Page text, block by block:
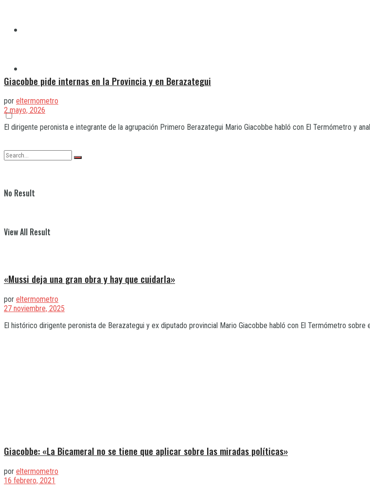
No Result
View All Result
Giacobbe pide internas en la Provincia y en Berazategui
por eltermometro
2 mayo, 2026
El dirigente peronista e integrante de la agrupación Primero Berazategui Mario Giacobbe habló con El Termómetro y
«Mussi deja una gran obra y hay que cuidarla»
por eltermometro
27 noviembre, 2025
El histórico dirigente peronista de Berazategui y ex diputado provincial Mario Giacobbe habló con El Termómetro sobre
Giacobbe: «La Bicameral no se tiene que aplicar sobre las miradas políticas»
por eltermometro
16 febrero, 2021